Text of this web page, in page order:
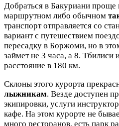
Добраться в Бакуриани проще
маршрутном либо обычном
транспорт отправляется со
вариант с путешествием
пересадку в Боржоми, но в
займет не 3 часа, а 8. Тбилиси
расстояние в 180 км.
Склоны этого курорта
лыжникам. Везде доступен
экипировки, услуги
кафе. На этом курорте не
много ресторанов, есть парк